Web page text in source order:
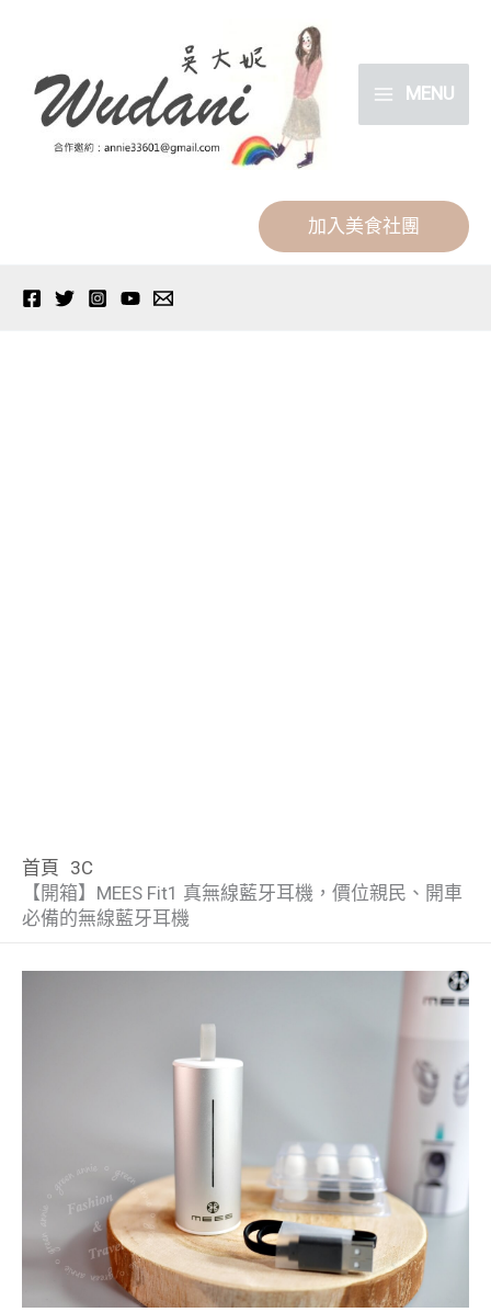
MENU
加入美食社團
首頁 3C
【開箱】MEES Fit1 真無線藍牙耳機，價位親民、開車
必備的無線藍牙耳機